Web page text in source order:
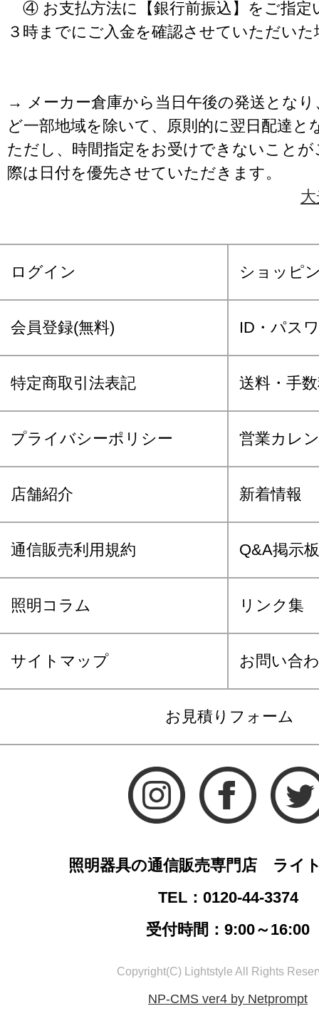
④ お支払方法に【銀行前振込】をご指定
３時までにご入金を確認させていただいた
→ メーカー倉庫から当日午後の発送となり
ど一部地域を除いて、原則的に翌日配達と
ただし、時間指定をお受けできないこと
際は日付を優先させていただきます。
ログイン ショッピ
会員登録(無料) ID・パス
特定商取引法表記 送料・手
プライバシーポリシー 営業カレ
店舗紹介 新着情報
通信販売利用規約 Q&A掲示板
照明コラム リンク集
サイトマップ お問い合
お見積りフォーム
照明器具の通信販売専門店 ライ
TEL：0120-44-3374
受付時間：9:00～16:00
Copyright(C) Lightstyle All Rights
NP-CMS ver4 by Netprompt